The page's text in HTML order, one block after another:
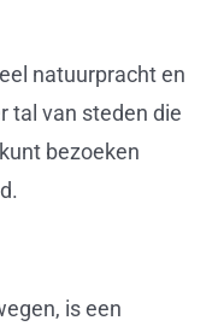
natuurpracht en
tal van steden die
bezoeken
is een